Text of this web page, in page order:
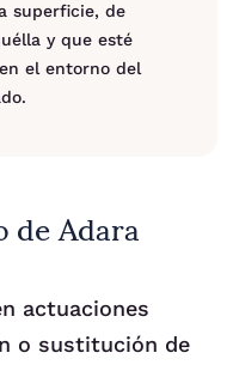
superficie, de
y que esté
el entorno del
Adara
actuaciones
o sustitución de